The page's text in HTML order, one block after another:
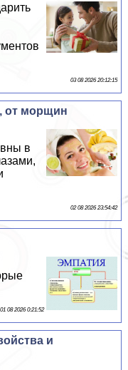
03 08 2026 20:12:15
от морщин
в
02 08 2026 23:54:42
01 08 2026 0:21:52
и